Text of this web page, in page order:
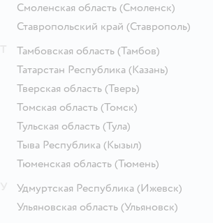
Смоленская область (Смоленск)
Ставропольский край (Ставрополь)
Тамбовская область (Тамбов)
Татарстан Республика (Казань)
Тверская область (Тверь)
Томская область (Томск)
Тульская область (Тула)
Тыва Республика (Кызыл)
Тюменская область (Тюмень)
Удмуртская Республика (Ижевск)
Ульяновская область (Ульяновск)